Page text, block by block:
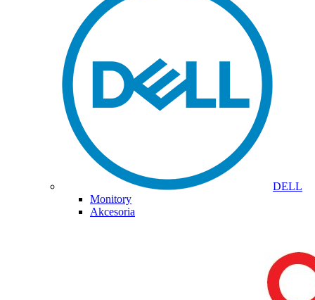
DELL
Monitory
Akcesoria